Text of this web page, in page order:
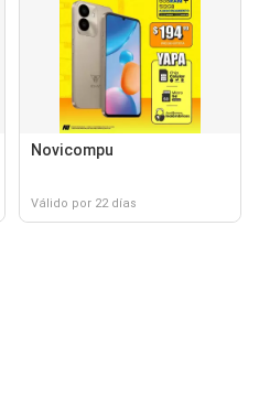
Novicompu
Válido por 22 días